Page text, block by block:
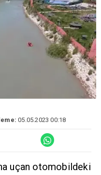
05.05.2023 00:18
uçan otomobildeki